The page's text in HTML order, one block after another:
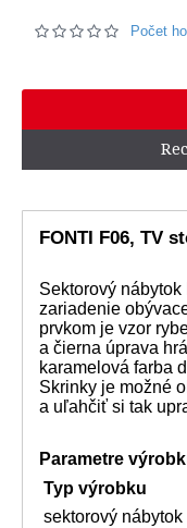
Počet
FONTI F06, TV
Sektorový
zariadenie
prvkom je vzor
a čierna úprava
karamelová farba
Skrinky je možné
a uľahčiť si tak
Parametre
Typ výrobku
sektorový nábytok